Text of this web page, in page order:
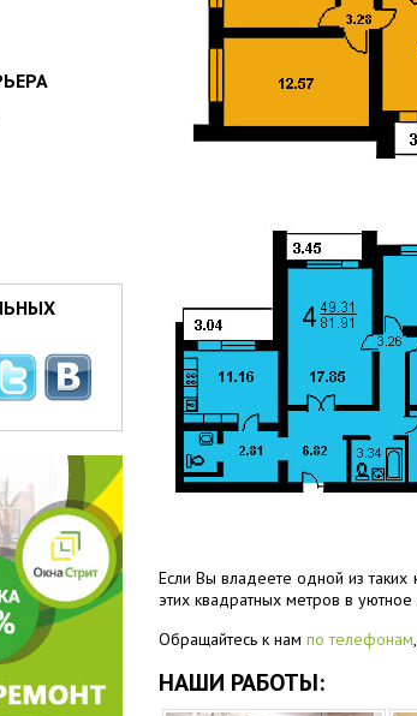
Если Вы владеете одной из
этих квадратных метров в
Обращайтесь к нам по телефонам
НАШИ РАБОТЫ: